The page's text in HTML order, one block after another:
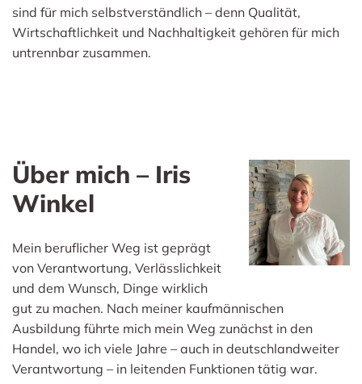
sind für mich selbstverständlich – denn Qualität,
Wirtschaftlichkeit und Nachhaltigkeit gehören für mich
untrennbar zusammen.
Über mich – Iris
Winkel
Mein beruflicher Weg ist geprägt
von Verantwortung, Verlässlichkeit
und dem Wunsch, Dinge wirklich
gut zu machen. Nach meiner kaufmännischen
Ausbildung führte mich mein Weg zunächst in den
Handel, wo ich viele Jahre – auch in deutschlandweiter
Verantwortung – in leitenden Funktionen tätig war.